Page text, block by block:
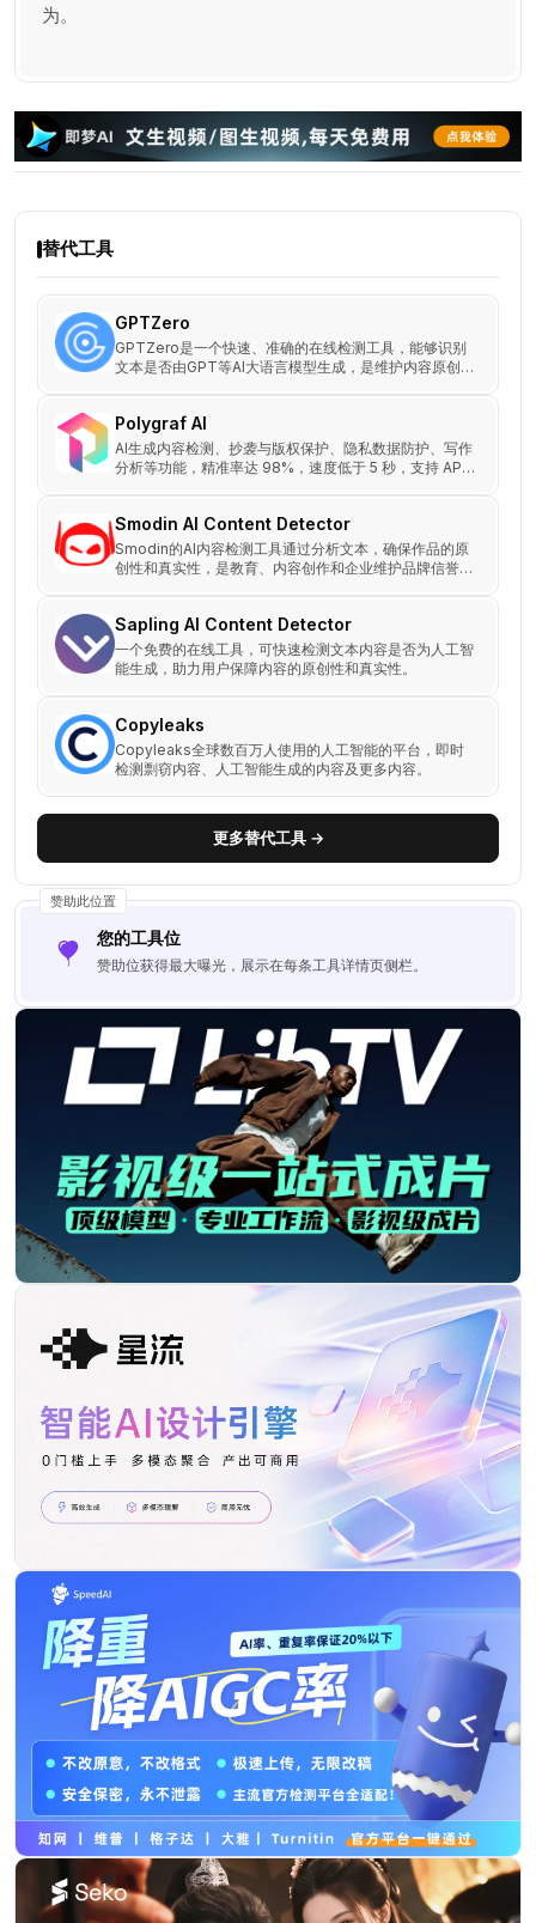
为。
替代工具
GPTZero
GPTZero是一个快速、准确的在线检测工具，能够识别
文本是否由GPT等AI大语言模型生成，是维护内容原创性
Polygraf AI
AI生成内容检测、抄袭与版权保护、隐私数据防护、写作
分析等功能，精准率达 98%，速度低于 5 秒，支持 API
Smodin AI Content Detector
Smodin的AI内容检测工具通过分析文本，确保作品的原
创性和真实性，是教育、内容创作和企业维护品牌信誉的
Sapling AI Content Detector
一个免费的在线工具，可快速检测文本内容是否为人工智
能生成，助力用户保障内容的原创性和真实性。
Copyleaks
Copyleaks全球数百万人使用的人工智能的平台，即时
检测剽窃内容、人工智能生成的内容及更多内容。
更多替代工具 →
赞助此位置
您的工具位
赞助位获得最大曝光，展示在每条工具详情页侧栏。